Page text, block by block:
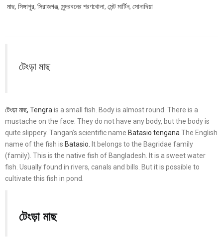
মাছ,সিঙ্গাপুর,সিরাজগঞ্জ,সুন্দরবনের শরণখোলা,সেন্ট মার্টিন,সোনাদিয়া
টেংড়া মাছ
টেংড়া মাছ, Tengra is a small fish. Body is almost round. There is a
mustache on the face. They do not have any body, but the body is
quite slippery. Tangan’s scientific name Batasio tengana The English
name of the fish is Batasio.
It belongs to the Bagridae family
(family). This is the native fish of Bangladesh. It is a sweet water
fish. Usually found in rivers, canals and bills. But it is possible to
cultivate this fish in pond.
টেংড়া মাছ